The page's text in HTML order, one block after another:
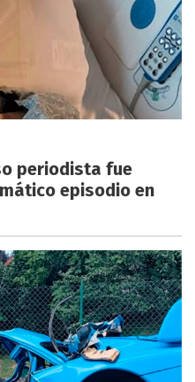
periodista fue
episodio en